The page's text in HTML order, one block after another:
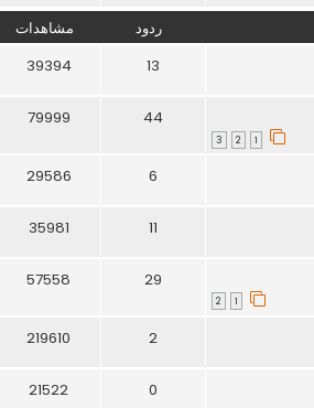
ردود مشاهدات
13
39394
1
2
3
44
79999
6
29586
11
35981
1
2
29
57558
2
219610
0
21522